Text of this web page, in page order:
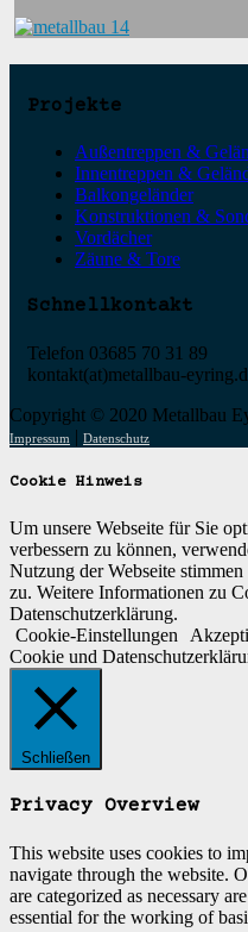
Projekte
Außentreppen &
Innentreppen &
Balkongeländer
Konstruktionen &
Vordächer
Zäune & Tore
Schnellkontakt
Telefon 03685 70 31 89
kontakt(at)metallbau-
Copyright © 2020 Metallbau
Impressum | Datenschutz
Cookie Hinweis
Um unsere Webseite für Sie
verbessern zu können,
Nutzung der Webseite
zu. Weitere Informationen zu
Datenschutzerklärung.
Cookie-Einstellungen
Cookie und
Schließen
Privacy Overview
This website uses cookies to
navigate through the website.
are categorized as necessary
essential for the working of